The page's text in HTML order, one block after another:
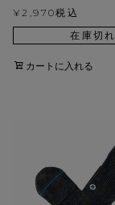
¥ 2,970税込
在庫切れ
カートに入れる